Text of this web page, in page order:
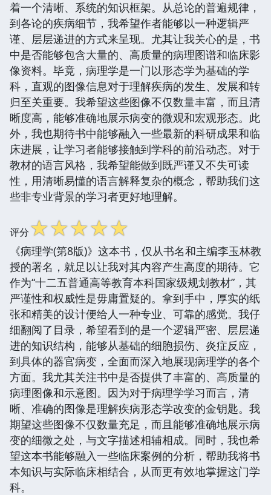
着一个清晰、系统的知识框架。从总论的普遍规律，
到各论的疾病细节，我希望作者能够以一种逻辑严
谨、层层递进的方式来呈现。尤其让我关心的是，书
中是否能够包含大量的、高质量的病理图谱和临床影
像资料。毕竟，病理学是一门以形态学为基础的学
科，直观的图像信息对于理解疾病的发生、发展和转
归至关重要。我希望这些图像不仅数量丰富，而且清
晰度高，能够准确地展示病变的微观和宏观形态。此
外，我也期待书中能够融入一些最新的科研成果和临
床进展，让学习者能够接触到学科的前沿动态。对于
教材的语言风格，我希望能做到既严谨又不失可读
性，用清晰易懂的语言解释复杂的概念，帮助我们这
些非专业背景的学习者更好地理解。
评分☆☆☆☆☆
《病理学(第8版)》这本书，仅从书名和主编李玉林教
授的署名，就足以让我对其内容产生高度的期待。它
作为“十二五普通高等教育本科国家级规划教材”，其
严谨性和权威性是毋庸置疑的。拿到手中，厚实的纸
张和精美的设计便给人一种专业、可靠的感觉。我仔
细翻阅了目录，希望看到的是一个逻辑严密、层层递
进的知识结构，能够从基础的细胞损伤、炎症反应，
到具体的器官病变，全面而深入地展现病理学的各个
方面。我尤其关注书中是否提供了丰富的、高质量的
病理图像和示意图。因为对于病理学学习而言，清
晰、准确的图像是理解疾病形态学改变的金钥匙。我
期望这些图像不仅数量充足，而且能够准确地展示病
变的细微之处，与文字描述相辅相成。同时，我也希
望这本书能够融入一些临床案例的分析，帮助我将书
本知识与实际临床相结合，从而更有效地掌握这门学
科。